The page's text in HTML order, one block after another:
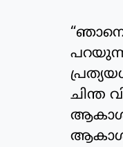
ചിന്ത